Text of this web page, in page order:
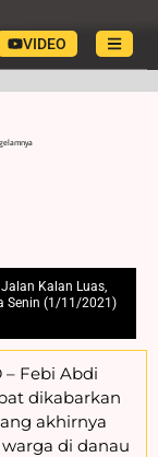
VIDEO
Kalan Luas,
Senin (1/11/2021)
– Febi Abdi
dikabarkan
akhirnya
di danau